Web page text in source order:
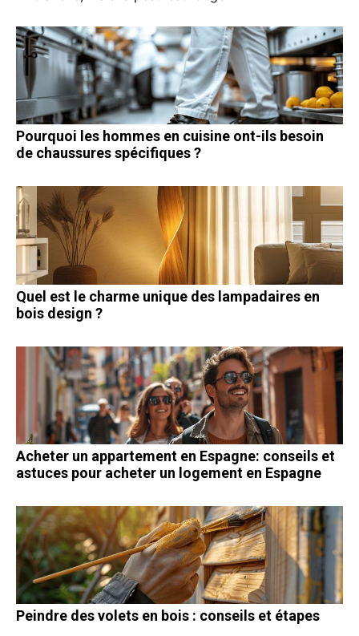
Pourquoi les hommes en cuisine ont-ils besoin
de chaussures spécifiques ?
Quel est le charme unique des lampadaires en
bois design ?
Acheter un appartement en Espagne: conseils et
astuces pour acheter un logement en Espagne
Peindre des volets en bois : conseils et étapes